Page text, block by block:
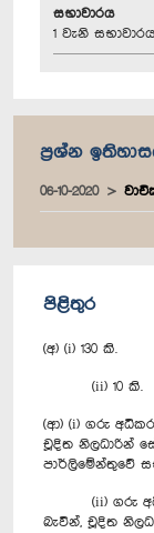
සභාවාරය
1 වැනි සභාවාරය
ප්‍රශ්න
06-10-2020
පිළිතුර
(අ) (i) 130 කි.
(ii) 10
(ආ) (i) ගරු
චූදිත නිලධාරින්
පාර්ලිමේන්තුවේ
(ii) ගරු
බැවින්, චූදිත